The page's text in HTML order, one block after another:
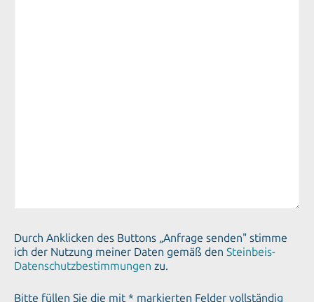
Durch Anklicken des Buttons „Anfrage senden" stimme
ich der Nutzung meiner Daten gemäß den Steinbeis-
Datenschutzbestimmungen zu.
Bitte füllen Sie die mit * markierten Felder vollständig